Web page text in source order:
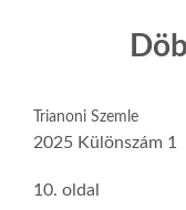
Trianoni Szemle
2025 Különszám 1
10. oldal